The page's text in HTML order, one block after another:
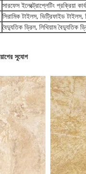
সারফেস ইলেক্ট্রোপ্লেটিং প্রক্রিয়া
সিরামিক টাইলস, ভিট্রিফাইড টাইলস,
বৈদ্যুতিক ড্রিল, লিথিয়াম বৈদ্যুতিক
সুযোগ